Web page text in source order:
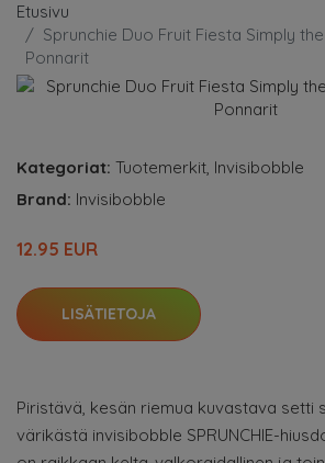
Etusivu
Sprunchie Duo Fruit Fiesta Simply
Ponnarit
Kategoriat: Tuotemerkit, Invisibobble
Brand: Invisibobble
12.95 EUR
LISÄTIETOJA
Piristävä, kesän riemua kuvastava setti
värikästä invisibobble SPRUNCHIE-